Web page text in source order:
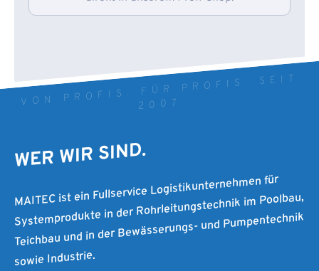
VON PROFIS. FÜR PROFIS. SEIT
2007
WER WIR SIND.
MAITEC ist ein Fullservice Logistikunternehmen für
Systemprodukte in der Rohrleitungstechnik im Poolbau,
Teichbau und in der Bewässerungs- und Pumpentechnik
sowie Industrie.